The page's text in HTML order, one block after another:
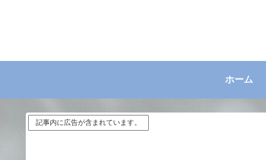
ホーム
記事内に広告が含まれています。